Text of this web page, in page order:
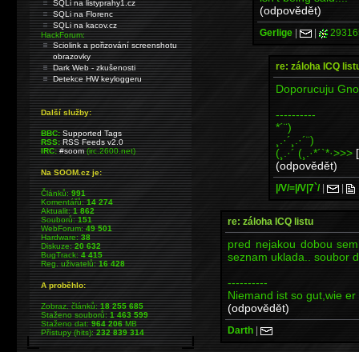
(odpovědět)
Gerlige | |
re: záloha ICQ
Doporucuju
----------
*´¨)
¸.·´¸.·´¨)
(¸.·´ (¸.·*´`*·>>>
(odpovědět)
|/V/=|/V|7`/| |
re: záloha ICQ listu
pred nejakou dobou
seznam uklada.. soubor
----------
Niemand ist so gut,wie
(odpovědět)
Darth |
SQLi na listyprahy1.cz
SQLi na Florenc
SQLi na kacov.cz
HackForum:
Sciolink a pořizování screenshotu
obrazovky
Dark Web - zkušenosti
Detekce HW keyloggeru
Další služby:
BBC: Supported Tags
RSS: RSS Feeds v2.0
IRC: #soom(irc.2600.net)
Na SOOM.cz je:
Článků:991
Komentářů:14 274
Aktualit:1 862
Souborů:151
WebForum:49 501
Hardware:38
Diskuze:20 632
BugTrack:4 415
Reg. uživatelů:16 428
A proběhlo:
Zobraz. článků:18 255 685
Staženo souborů:1 463 599
Staženo dat:964 206MB
Přístupy (hits):232 839 314